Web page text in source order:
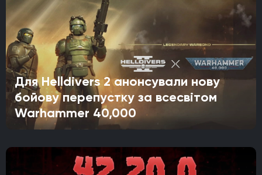
Для Helldivers 2 анонсували нову
бойову перепустку за всесвітом
Warhammer 40,000